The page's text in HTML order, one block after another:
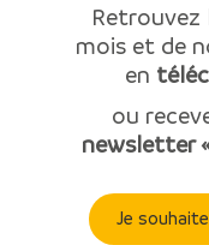
Retrouvez
mois et de
en
ou
newsletter
Je